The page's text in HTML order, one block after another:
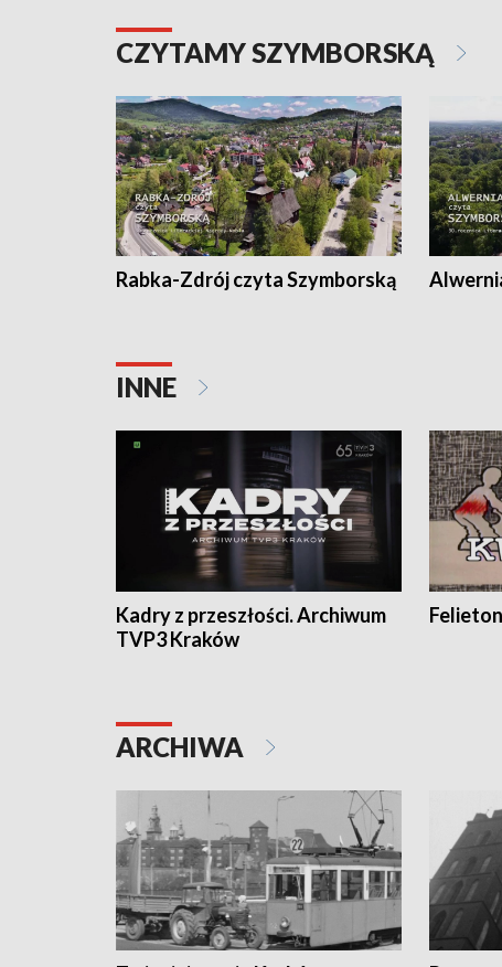
CZYTAMY SZYMBORSKĄ
Rabka-Zdrój czyta Szymborską
INNE
Kadry z przeszłości. Archiwum
TVP3 Kraków
ARCHIWA